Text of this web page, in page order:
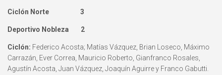
Ciclón Norte 3
Deportivo Nobleza 2
Ciclón: Federico Acosta; Matías Vázquez, Brian Loseco, Máximo
Carrazán, Ever Correa, Mauricio Roberto, Gianfranco Rosales,
Agustín Acosta, Juan Vázquez, Joaquín Aguirre y Franco Gabutti.